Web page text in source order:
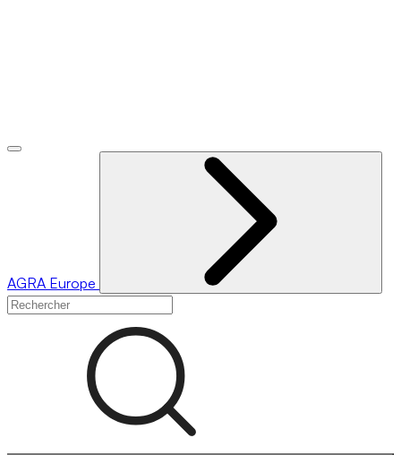
AGRA Europe